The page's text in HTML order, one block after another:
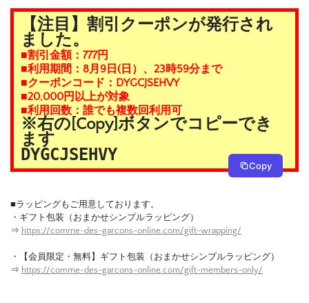
【注目】割引クーポンが発行され
ました。
■割引金額：777円
■利用期間：8月9日(日）、23時59分まで
■クーポンコード：DYGCJSEHVY
■20,000円以上が対象
■利用回数：誰でも複数回利用可
※右の[Copy]ボタンでコピーでき
ます
DYGCJSEHVY
Copy
■ラッピングもご用意しております。
・ギフト包装（おまかせシンプルラッピング）
⇒ https://comme-des-garcons-online.com/gift-wrapping/
・【会員限定・無料】ギフト包装（おまかせシンプルラッピング）
⇒ https://comme-des-garcons-online.com/gift-members-only/